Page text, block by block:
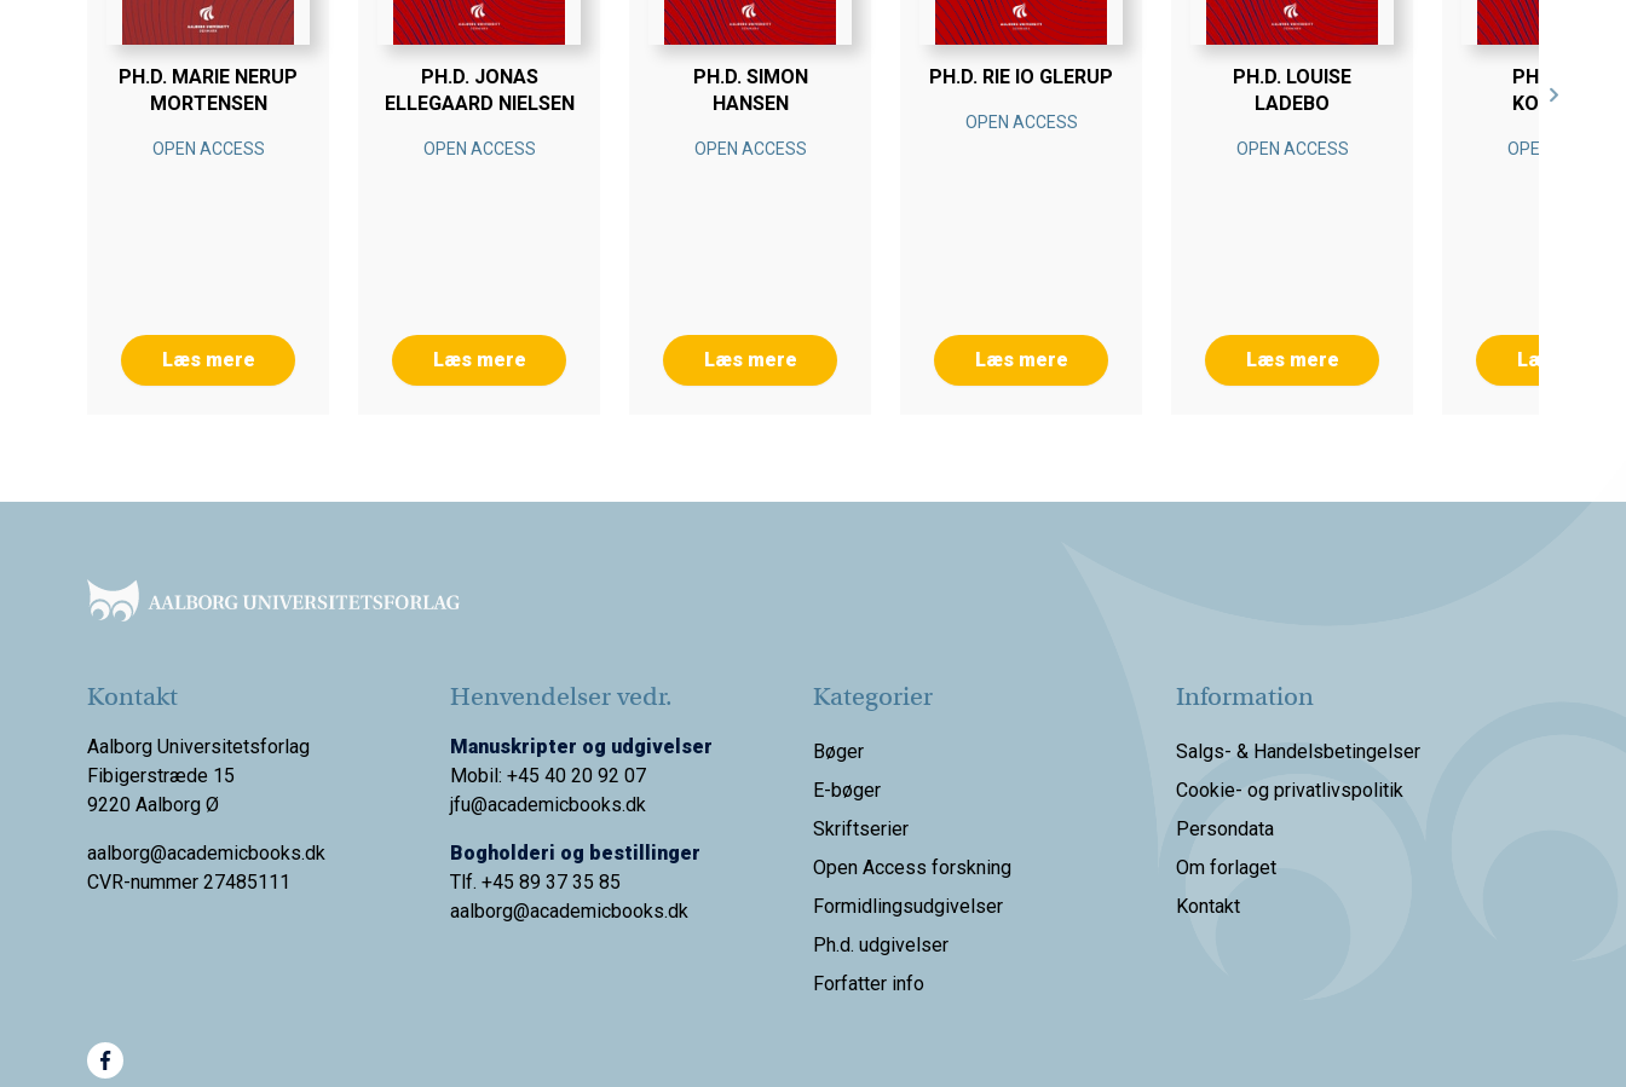
PH.D. MARIE NERUP
MORTENSEN
OPEN ACCESS
Læs mere
PH.D. JONAS
ELLEGAARD NIELSEN
OPEN ACCESS
Læs mere
PH.D. SIMON
HANSEN
OPEN ACCESS
Læs mere
PH.D. RIE IO GLERUP
OPEN ACCESS
Læs mere
PH.D. LOUISE
LADEBO
OPEN ACCESS
Læs mere
PH.D. KENT
KONGSØRE
OPEN ACCESS
Læs mere
Kontakt
Aalborg Universitetsforlag
Fibigerstræde 15
9220 Aalborg Ø
aalborg@academicbooks.dk
CVR-nummer 27485111
Henvendelser vedr.
Manuskripter og udgivelser
Mobil: +45 40 20 92 07
jfu@academicbooks.dk
Bogholderi og bestillinger
Tlf. +45 89 37 35 85
aalborg@academicbooks.dk
Kategorier
Bøger
E-bøger
Skriftserier
Open Access forskning
Formidlingsudgivelser
Ph.d. udgivelser
Forfatter info
Information
Salgs- & Handelsbetingelser
Cookie- og privatlivspolitik
Persondata
Om forlaget
Kontakt